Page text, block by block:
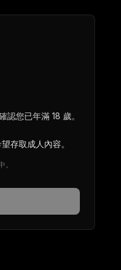
您已年滿 18 歲。
存取成人內容。